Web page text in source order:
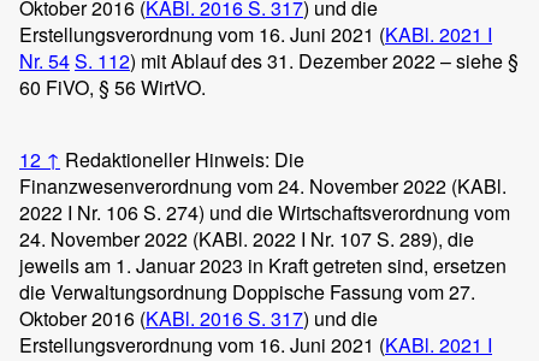
Oktober 2016 (KABl. 2016 S. 317) und die
Erstellungsverordnung vom 16. Juni 2021 (KABl. 2021 I
Nr. 54S. 112) mit Ablauf des 31. Dezember 2022 – siehe §
60 FiVO, § 56 WirtVO.
12 ↑ Redaktioneller Hinweis: Die
Finanzwesenverordnung vom 24. November 2022 (KABl.
2022 I Nr. 106 S. 274) und die Wirtschaftsverordnung vom
24. November 2022 (KABl. 2022 I Nr. 107 S. 289), die
jeweils am 1. Januar 2023 in Kraft getreten sind, ersetzen
die Verwaltungsordnung Doppische Fassung vom 27.
Oktober 2016 (KABl. 2016 S. 317) und die
Erstellungsverordnung vom 16. Juni 2021 (KABl. 2021 I